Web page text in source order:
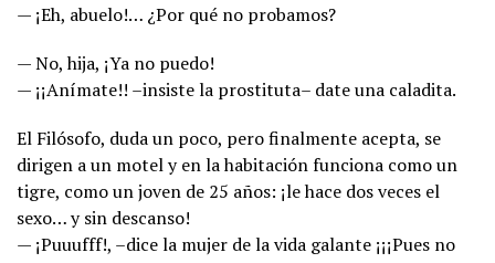
— ¡Eh, abuelo!… ¿Por qué no probamos?
— No, hija, ¡Ya no puedo!
— ¡¡Anímate!! –insiste la prostituta– date una caladita.
El Filósofo, duda un poco, pero finalmente acepta, se
dirigen a un motel y en la habitación funciona como un
tigre, como un joven de 25 años: ¡le hace dos veces el
sexo… y sin descanso!
— ¡Puuufff!, –dice la mujer de la vida galante ¡¡¡Pues no